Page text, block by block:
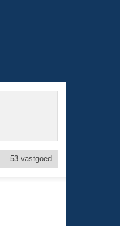
53 vastgoed